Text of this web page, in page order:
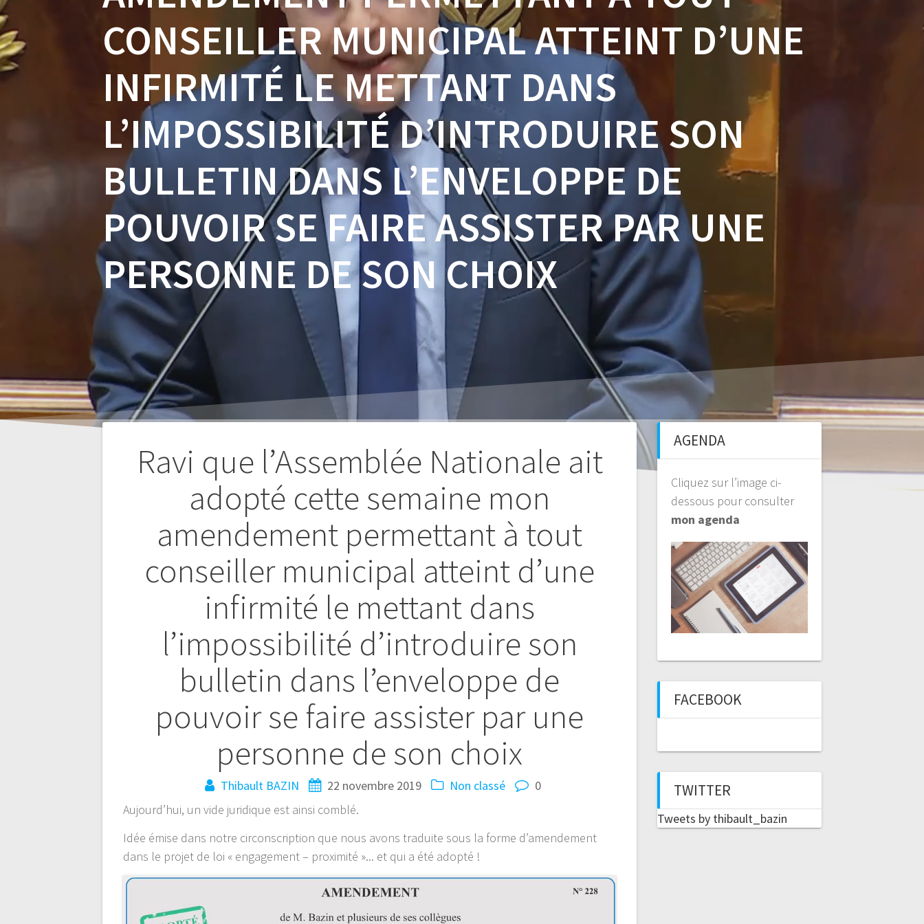
CONSEILLER MUNICIPAL ATTEINT D’UNE
INFIRMITÉ LE METTANT DANS
L’IMPOSSIBILITÉ D’INTRODUIRE SON
BULLETIN DANS L’ENVELOPPE DE
POUVOIR SE FAIRE ASSISTER PAR UNE
PERSONNE DE SON CHOIX
Ravi que l’Assemblée Nationale ait
adopté cette semaine mon
amendement permettant à tout
conseiller municipal atteint d’une
infirmité le mettant dans
l’impossibilité d’introduire son
bulletin dans l’enveloppe de
pouvoir se faire assister par une
personne de son choix
Thibault BAZIN 22 novembre 2019 Non classé
0
Aujourd’hui, un vide juridique est ainsi comblé.
Idée émise dans notre circonscription que nous avons traduite sous la forme d’amendement
dans le projet de loi « engagement – proximité »... et qui a été adopté !
AGENDA
Cliquez sur l’image ci-
dessous pour consulter
mon agenda
FACEBOOK
TWITTER
Tweets by thibault_bazin